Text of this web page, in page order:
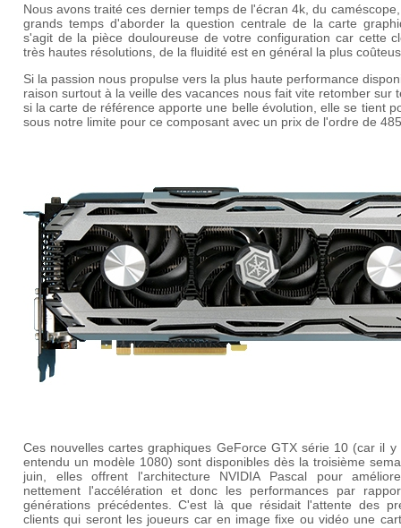
Nous avons traité ces dernier temps de l'écran 4k, du
grands temps d'aborder la question centrale de la carte
s'agit de la pièce douloureuse de votre configuration car cette
très hautes résolutions, de la fluidité est en général la plus
Si la passion nous propulse vers la plus haute performance
raison surtout à la veille des vacances nous fait vite retomber sur
si la carte de référence apporte une belle évolution, elle se tient
sous notre limite pour ce composant avec un prix de l'ordre de
Ces nouvelles cartes graphiques GeForce GTX série 10 (car il y
entendu un modèle 1080) sont disponibles dès la troisième
juin, elles offrent l'architecture NVIDIA Pascal pour
nettement l'accélération et donc les performances par
générations précédentes. C'est là que résidait l'attente des
clients qui seront les joueurs car en image fixe ou vidéo une